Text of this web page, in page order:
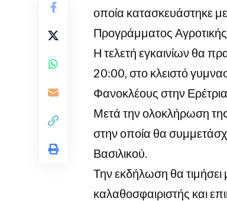
οποία κατασκευάστηκε
Προγράμματος
Η τελετή εγκαινίων θα
20:00, στο κλειστό
Φανοκλέους στην Ερέτρια.
Μετά την ολοκλήρωση
στην οποία θα
Βασιλικού.
Την εκδήλωση θα
καλαθοσφαιριστής και